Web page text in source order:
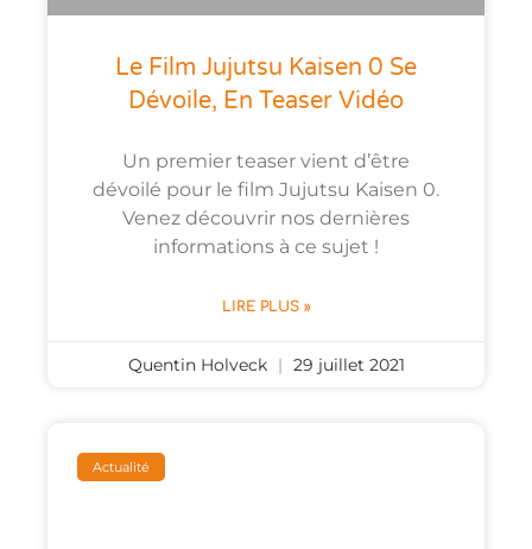
Le Film Jujutsu Kaisen 0 Se
Dévoile, En Teaser Vidéo
Un premier teaser vient d’être
dévoilé pour le film Jujutsu Kaisen 0.
Venez découvrir nos dernières
informations à ce sujet !
LIRE PLUS »
Quentin Holveck 29 juillet 2021
Actualité